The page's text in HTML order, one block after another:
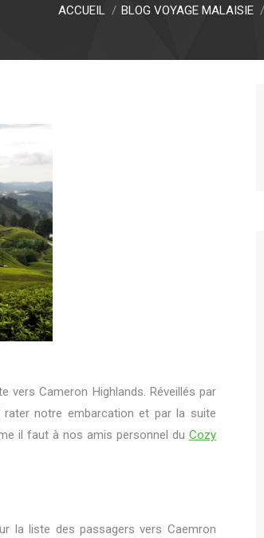
ACCUEIL BLOG VOYAGE MALAISIE
vers Cameron Highlands. Réveillés par
notre embarcation et par la suite
il faut à nos amis personnel du Cozy
la liste des passagers vers Caemron